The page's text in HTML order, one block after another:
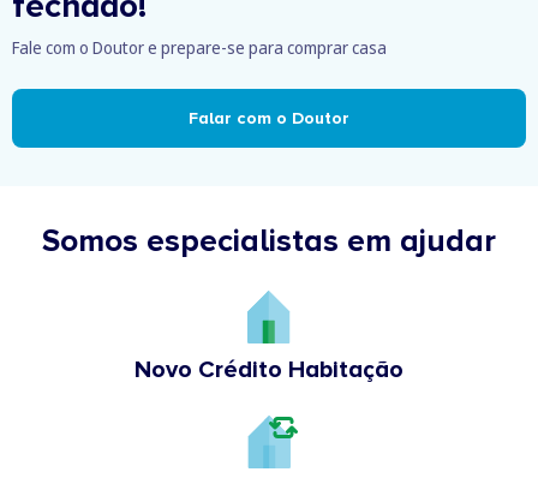
Fale com o Doutor e prepare-se para comprar casa
Falar com o Doutor
Somos especialistas em ajudar
Novo Crédito Habitação